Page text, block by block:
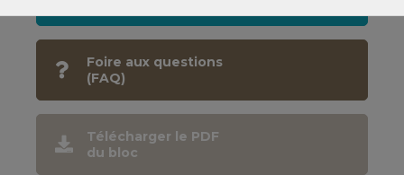
Foire aux questions
(FAQ)
Télécharger le PDF
du bloc